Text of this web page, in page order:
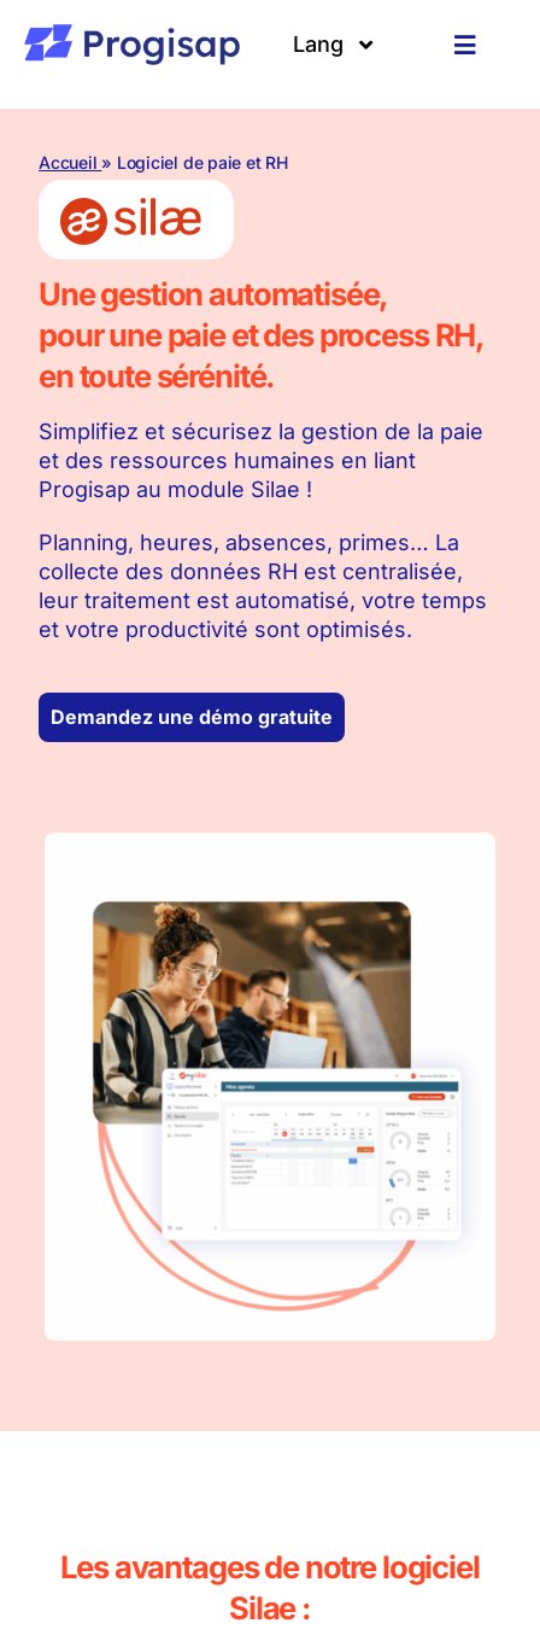
contenu
Toggle
Solutions
A propos
Clients
Ressources
Lang
Langues
Accueil» Logiciel de paie et RH
Une gestion automatisée,
pour une paie et des process RH,
en toute sérénité.
Simplifiez et sécurisez la gestion de la paie
et des ressources humaines en liant
Progisap au module Silae !
Planning, heures, absences, primes… La
collecte des données RH est centralisée,
leur traitement est automatisé, votre temps
et votre productivité sont optimisés.
Demandez une démo gratuite
Les avantages de notre logiciel
Silae :